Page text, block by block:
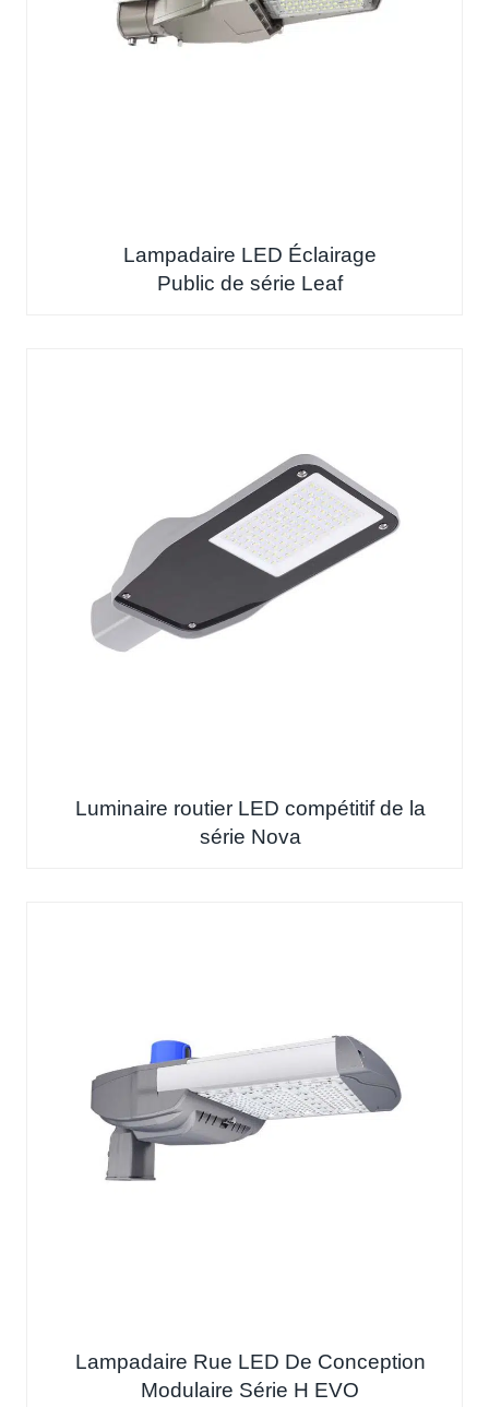
Lampadaire LED Éclairage
Public de série Leaf
Luminaire routier LED compétitif de la
série Nova
Lampadaire Rue LED De Conception
Modulaire Série H EVO